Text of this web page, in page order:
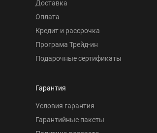
Доставка
Оплата
Кредит и рассрочка
Програма Трейд-ин
Подарочные сертификаты
Гарантия
Условия гарантия
Гарантийные пакеты